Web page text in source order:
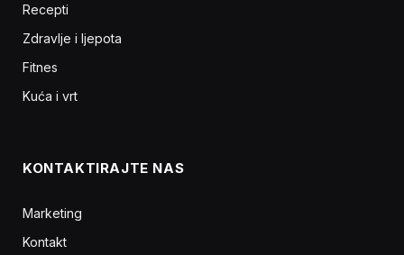
Recepti
Zdravlje i ljepota
Fitnes
Kuća i vrt
KONTAKTIRAJTE NAS
Marketing
Kontakt